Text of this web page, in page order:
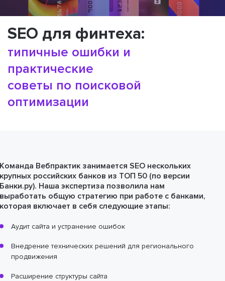
SEO для финтеха:
типичные ошибки и
практические
советы по поисковой
оптимизации
Команда Вебпрактик занимается SEO нескольких
крупных российских банков из ТОП 50 (по версии
Банки.ру). Наша экспертиза позволила нам
выработать общую стратегию при работе с банками,
которая включает в себя следующие этапы:
Аудит сайта и устранение ошибок
Внедрение технических решений для регионального
продвижения
Расширение структуры сайта